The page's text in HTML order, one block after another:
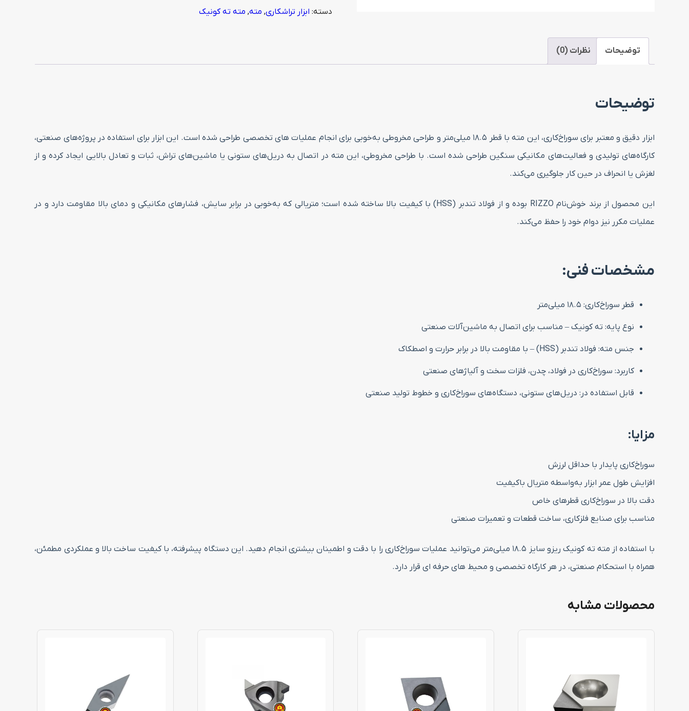
ریزو
میلی‌متر
دسته: ابزار تراشکاری, مته, مته ته کونیک
توضیحات نظرات (0)
توضیحات
ابزار دقیق و معتبر برای سوراخ‌کاری، این مته با قطر ۱۸.۵ میلی‌متر و طراحی مخروطی به‌خوبی برای انجام عملیات های تخصصی طراحی شده است. این ابزار برای استفاده در پروژه‌های صنعتی،
کارگاه‌های تولیدی و فعالیت‌های مکانیکی سنگین طراحی شده است. با طراحی مخروطی، این مته در اتصال به دریل‌های ستونی یا ماشین‌های تراش، ثبات و تعادل بالایی ایجاد کرده و از
لغزش یا انحراف در حین کار جلوگیری می‌کند.
این محصول از برند خوش‌نام RIZZO بوده و از فولاد تندبر (HSS) با کیفیت بالا ساخته شده است؛ متریالی که به‌خوبی در برابر سایش، فشارهای مکانیکی و دمای بالا مقاومت دارد و در
عملیات مکرر نیز دوام خود را حفظ می‌کند.
مشخصات فنی:
قطر سوراخ‌کاری: ۱۸.۵ میلی‌متر
نوع پایه: ته کونیک – مناسب برای اتصال به ماشین‌آلات صنعتی
جنس مته: فولاد تندبر (HSS) – با مقاومت بالا در برابر حرارت و اصطکاک
کاربرد: سوراخ‌کاری در فولاد، چدن، فلزات سخت و آلیاژهای صنعتی
قابل استفاده در: دریل‌های ستونی، دستگاه‌های سوراخ‌کاری و خطوط تولید صنعتی
مزایا:
سوراخ‌کاری پایدار با حداقل لرزش
افزایش طول عمر ابزار به‌واسطه متریال باکیفیت
دقت بالا در سوراخ‌کاری قطرهای خاص
مناسب برای صنایع فلزکاری، ساخت قطعات و تعمیرات صنعتی
با استفاده از مته ته کونیک ریزو سایز ۱۸.۵ میلی‌متر می‌توانید عملیات سوراخ‌کاری را با دقت و اطمینان بیشتری انجام دهید. این دستگاه پیشرفته، با کیفیت ساخت بالا و عملکردی مطمئن،
همراه با استحکام صنعتی، در هر کارگاه تخصصی و محیط های حرفه ای قرار دارد.
محصولات مشابه